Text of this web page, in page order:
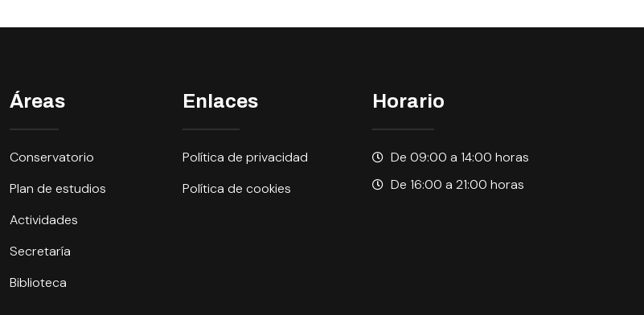
Áreas
Conservatorio
Plan de estudios
Actividades
Secretaría
Biblioteca
Enlaces
Política de privacidad
Política de cookies
Horario
De 09:00 a 14:00 horas
De 16:00 a 21:00 horas